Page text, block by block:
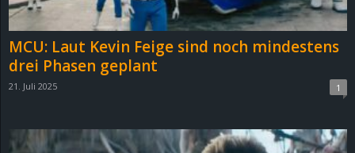
MCU: Laut Kevin Feige sind noch mindestens
drei Phasen geplant
21. Juli 2025 1